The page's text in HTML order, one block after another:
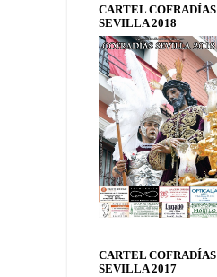
CARTEL COFRADÍAS
SEVILLA 2018
CARTEL COFRADÍAS
SEVILLA 2017